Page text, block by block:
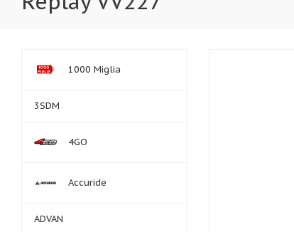
1000 Miglia
3SDM
4GO
Accuride
ADVAN